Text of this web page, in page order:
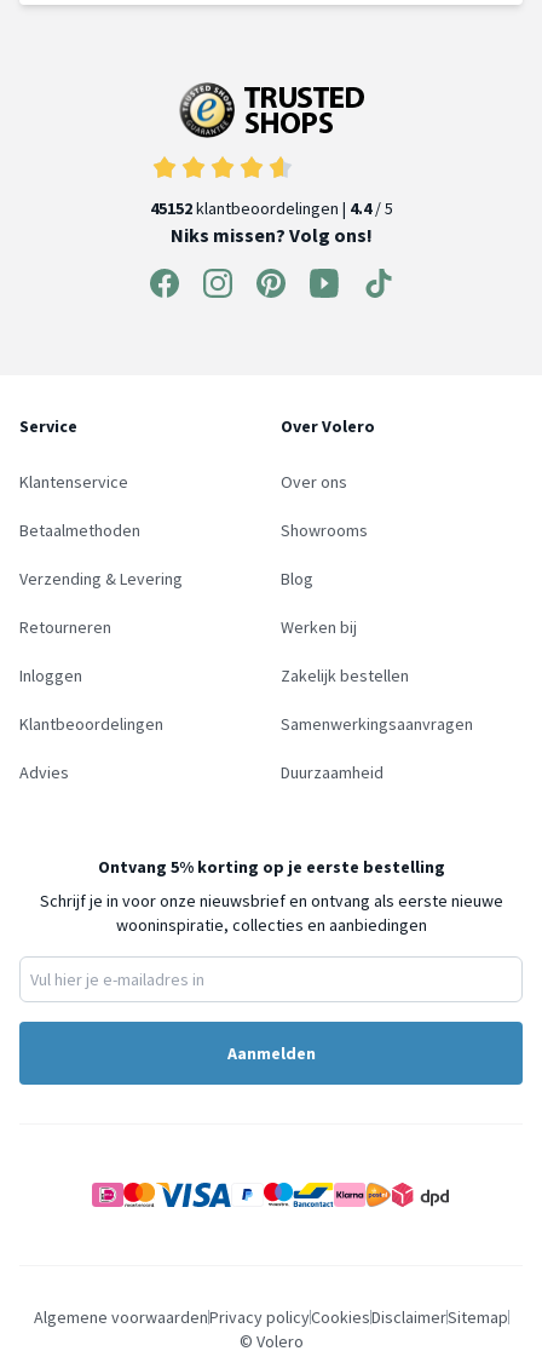
45152klantbeoordelingen | 4.4/ 5
Niks missen? Volg ons!
Service
Klantenservice
Betaalmethoden
Verzending & Levering
Retourneren
Inloggen
Klantbeoordelingen
Advies
Over Volero
Over ons
Showrooms
Blog
Werken bij
Zakelijk bestellen
Samenwerkingsaanvragen
Duurzaamheid
Ontvang 5% korting op je eerste bestelling
Schrijf je in voor onze nieuwsbrief en ontvang als eerste nieuwe
wooninspiratie, collecties en aanbiedingen
Aanmelden
Algemene voorwaardenPrivacy policyCookiesDisclaimerSitemap
© Volero